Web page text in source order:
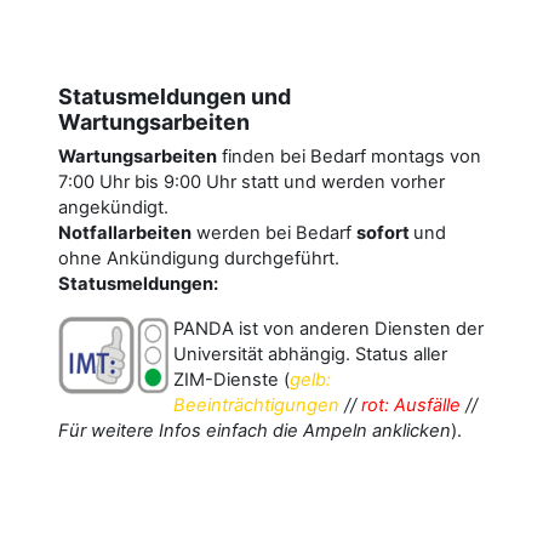
Statusmeldungen und
Wartungsarbeiten
Wartungsarbeiten finden bei Bedarf montags von
7:00 Uhr bis 9:00 Uhr statt und werden vorher
angekündigt.
Notfallarbeiten werden bei Bedarf sofort und
ohne Ankündigung durchgeführt.
Statusmeldungen:
PANDA ist von anderen Diensten der
Universität abhängig. Status aller
ZIM-Dienste (gelb:
Beeinträchtigungen //rot: Ausfälle //
Für weitere Infos einfach die Ampeln anklicken).